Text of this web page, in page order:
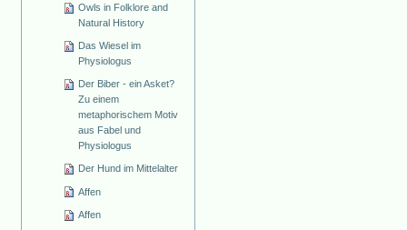
Owls in Folklore and
Natural History
Das Wiesel im
Physiologus
Der Biber - ein Asket?
Zu einem
metaphorischem Motiv
aus Fabel und
Physiologus
Der Hund im Mittelalter
Affen
Affen